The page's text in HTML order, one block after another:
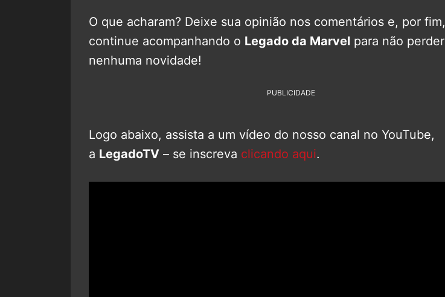
O que acharam? Deixe sua opinião nos comentários e, por fim,
continue acompanhando o Legado da Marvel para não perder
nenhuma novidade!
PUBLICIDADE
Logo abaixo, assista a um vídeo do nosso canal no YouTube,
a LegadoTV – se inscreva clicando aqui.